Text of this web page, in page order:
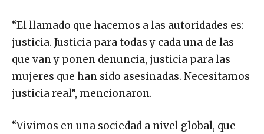
“El llamado que hacemos a las autoridades es:
justicia. Justicia para todas y cada una de las
que van y ponen denuncia, justicia para las
mujeres que han sido asesinadas. Necesitamos
justicia real”, mencionaron.
“Vivimos en una sociedad a nivel global, que